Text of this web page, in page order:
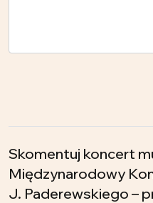
Skomentuj koncert
Międzynarodowy
J. Paderewskiego –